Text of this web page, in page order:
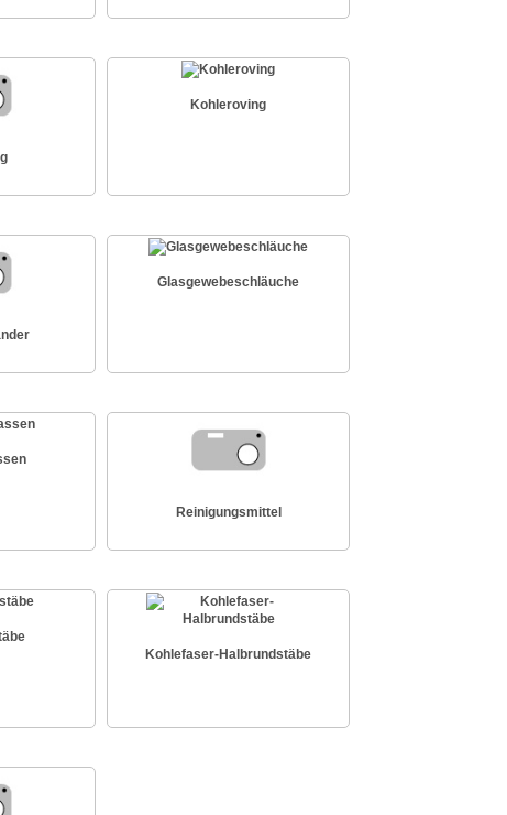
Kohleroving
Glasgewebeschläuche
Reinigungsmittel
Kohlefaser-Halbrundstäbe